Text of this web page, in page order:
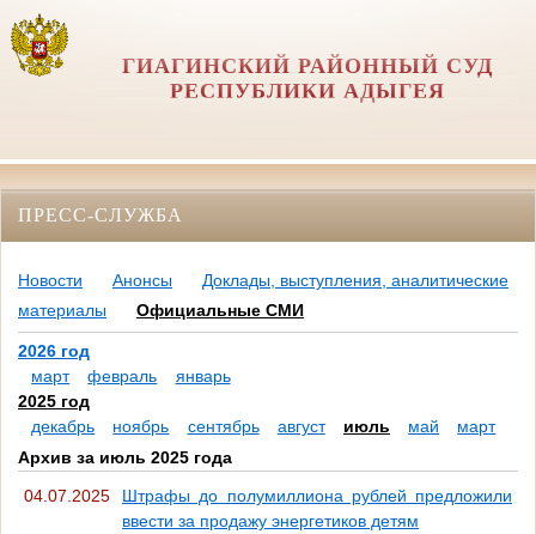
ГИАГИНСКИЙ РАЙОННЫЙ СУД
РЕСПУБЛИКИ АДЫГЕЯ
ПРЕСС-СЛУЖБА
Новости Анонсы
Доклады, выступления, аналитические
материалы
Официальные СМИ
2026 год
март
февраль
январь
2025 год
декабрь
ноябрь сентябрь август июль май
март
Архив за июль 2025 года
04.07.2025
Штрафы до полумиллиона рублей предложили
ввести за продажу энергетиков детям